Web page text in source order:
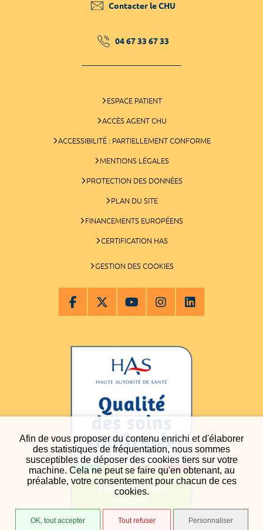
Afin de vous proposer du contenu enrichi et d'élaborer
des statistiques de fréquentation, nous sommes
susceptibles de déposer des cookies tiers sur votre
machine. Cela ne peut se faire qu'en obtenant, au
préalable, votre consentement pour chacun de ces
cookies.
OK, tout accepter Tout refuser Personnaliser
Contacter le CHU
04 67 33 67 33
ESPACE PATIENT
ACCÈS AGENT CHU
ACCESSIBILITÉ : PARTIELLEMENT CONFORME
MENTIONS LÉGALES
PROTECTION DES DONNÉES
PLAN DU SITE
FINANCEMENTS EUROPÉENS
CERTIFICATION HAS
GESTION DES COOKIES